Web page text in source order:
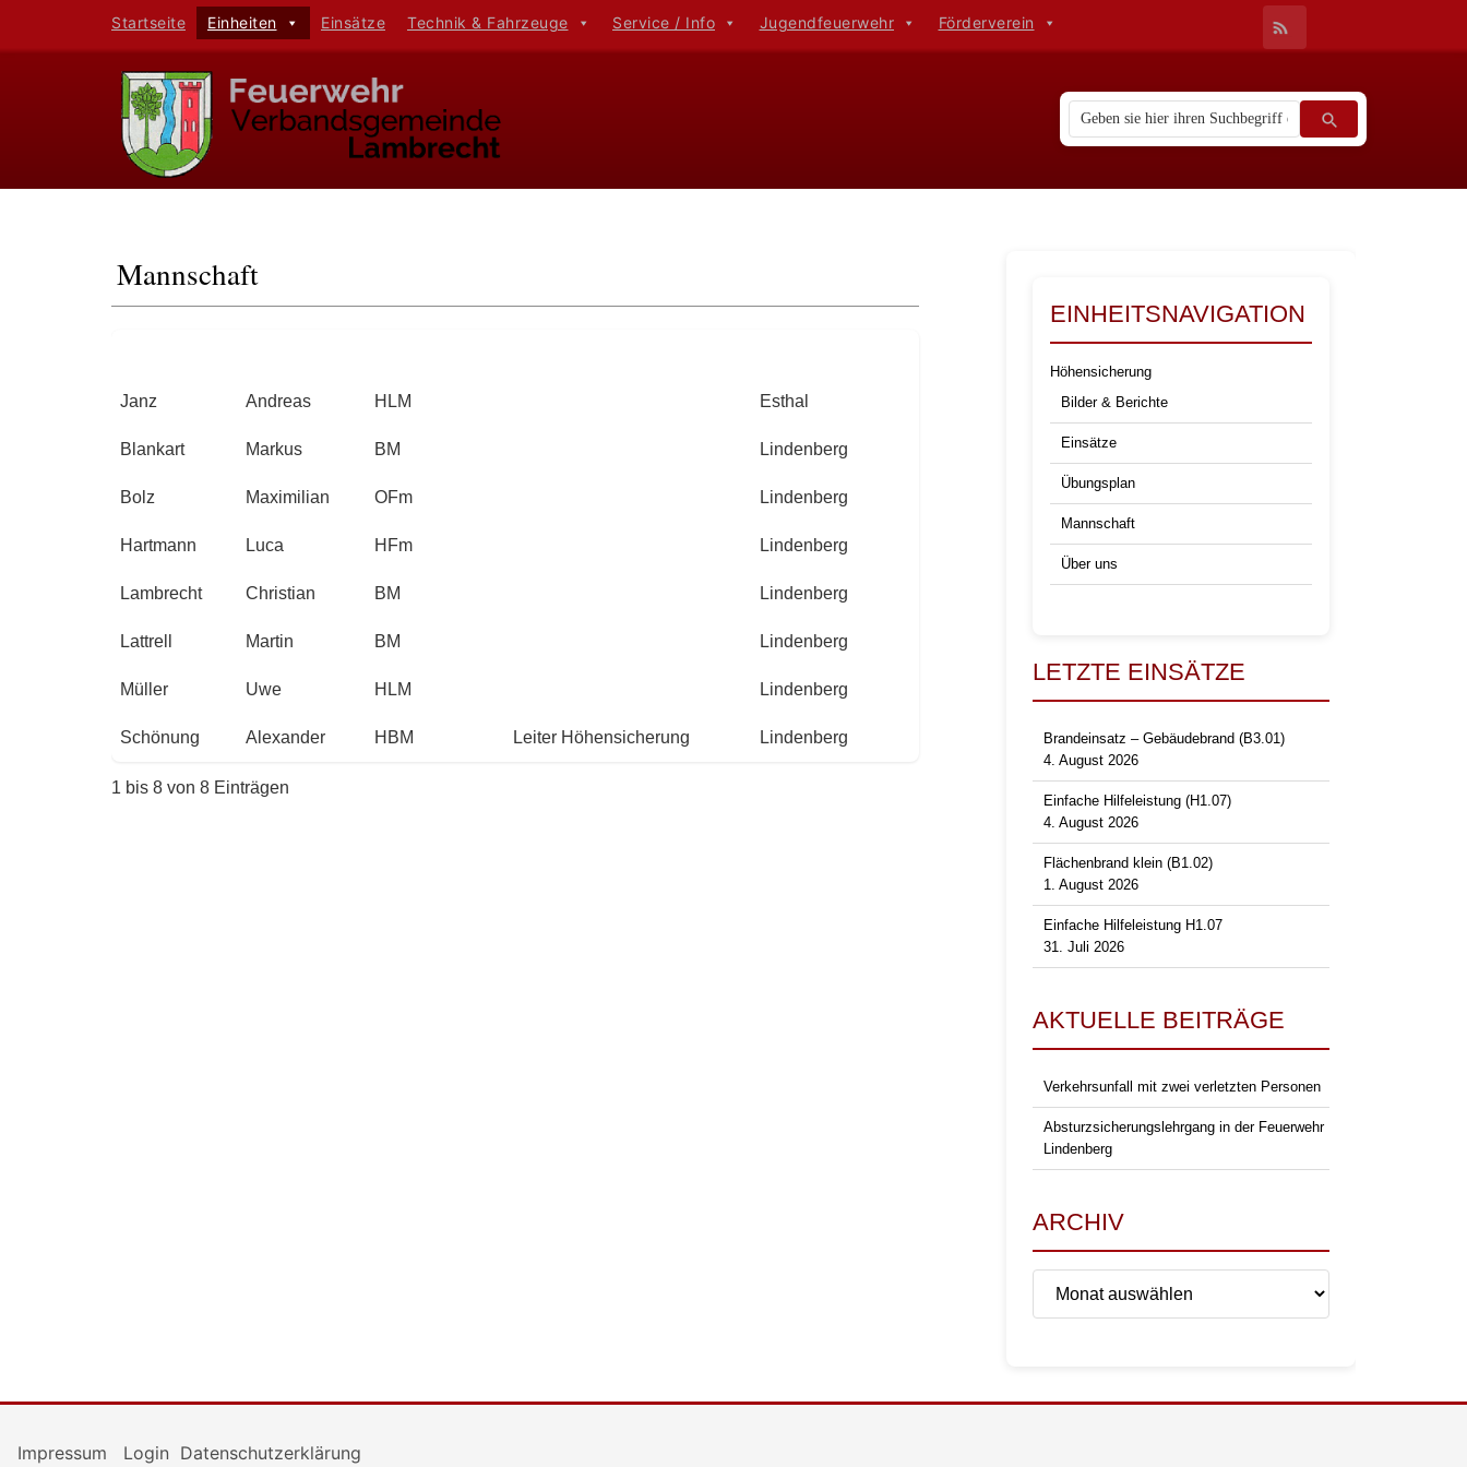
Startseite Einheiten Einsätze Technik & Fahrzeuge Service / Info Jugendfeuerwehr Förderverein
Mannschaft
Janz Andreas HLM Esthal
Blankart Markus BM Lindenberg
Bolz Maximilian OFm Lindenberg
Hartmann Luca HFm Lindenberg
Lambrecht Christian BM Lindenberg
Lattrell Martin BM Lindenberg
Müller Uwe HLM Lindenberg
Schönung Alexander HBM Leiter Höhensicherung Lindenberg
1 bis 8 von 8 Einträgen
EINHEITSNAVIGATION
Höhensicherung
Bilder & Berichte
Einsätze
Übungsplan
Mannschaft
Über uns
LETZTE EINSÄTZE
Brandeinsatz – Gebäudebrand (B3.01)
4. August 2026
Einfache Hilfeleistung (H1.07)
4. August 2026
Flächenbrand klein (B1.02)
1. August 2026
Einfache Hilfeleistung H1.07
31. Juli 2026
AKTUELLE BEITRÄGE
Verkehrsunfall mit zwei verletzten Personen
Absturzsicherungslehrgang in der Feuerwehr
Lindenberg
ARCHIV
Impressum Login Datenschutzerklärung